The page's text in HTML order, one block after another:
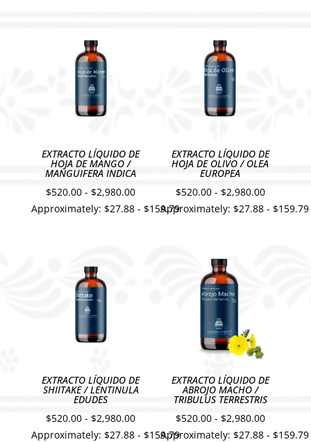
EXTRACTO LÍQUIDO DE
HOJA DE MANGO /
MANGUIFERA INDICA
$520.00 - $2,980.00Rango
de
Approximately: $27.88 - $159.79
EXTRACTO LÍQUIDO DE
HOJA DE OLIVO / OLEA
EUROPEA
$520.00 - $2,980.00Rango
de
Approximately: $27.88 - $159.79
EXTRACTO LÍQUIDO DE
SHIITAKE / LENTINULA
EDUDES
$520.00 - $2,980.00Rango
de
Approximately: $27.88 - $159.79
EXTRACTO LÍQUIDO DE
ABROJO MACHO /
TRIBULUS TERRESTRIS
$520.00 - $2,980.00Rango
de
Approximately: $27.88 - $159.79